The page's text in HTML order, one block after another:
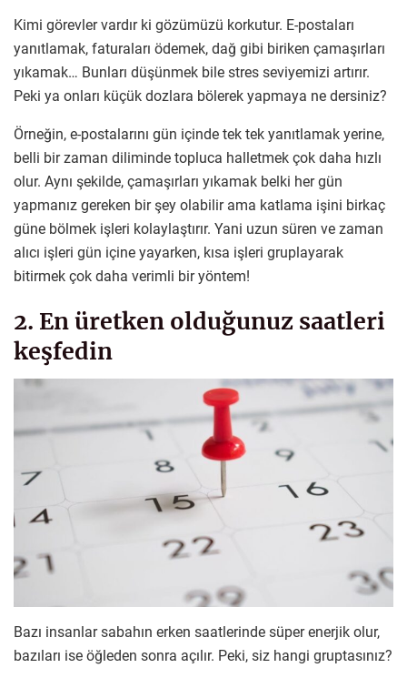
Kimi görevler vardır ki gözümüzü korkutur. E-postaları
yanıtlamak, faturaları ödemek, dağ gibi biriken çamaşırları
yıkamak… Bunları düşünmek bile stres seviyemizi artırır.
Peki ya onları küçük dozlara bölerek yapmaya ne dersiniz?
Örneğin, e-postalarını gün içinde tek tek yanıtlamak yerine,
belli bir zaman diliminde topluca halletmek çok daha hızlı
olur. Aynı şekilde, çamaşırları yıkamak belki her gün
yapmanız gereken bir şey olabilir ama katlama işini birkaç
güne bölmek işleri kolaylaştırır. Yani uzun süren ve zaman
alıcı işleri gün içine yayarken, kısa işleri gruplayarak
bitirmek çok daha verimli bir yöntem!
2. En üretken olduğunuz saatleri
keşfedin
Bazı insanlar sabahın erken saatlerinde süper enerjik olur,
bazıları ise öğleden sonra açılır. Peki, siz hangi gruptasınız?